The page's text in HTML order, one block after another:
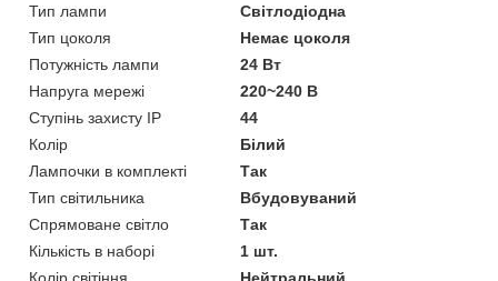
Тип лампи
Світлодіодна
Тип цоколя
Немає цоколя
Потужність лампи
24 Вт
Напруга мережі
220~240 В
Ступінь захисту IP
44
Колір
Білий
Лампочки в комплекті
Так
Тип світильника
Вбудовуваний
Спрямоване світло
Так
Кількість в наборі
1 шт.
Колір світіння
Нейтральний